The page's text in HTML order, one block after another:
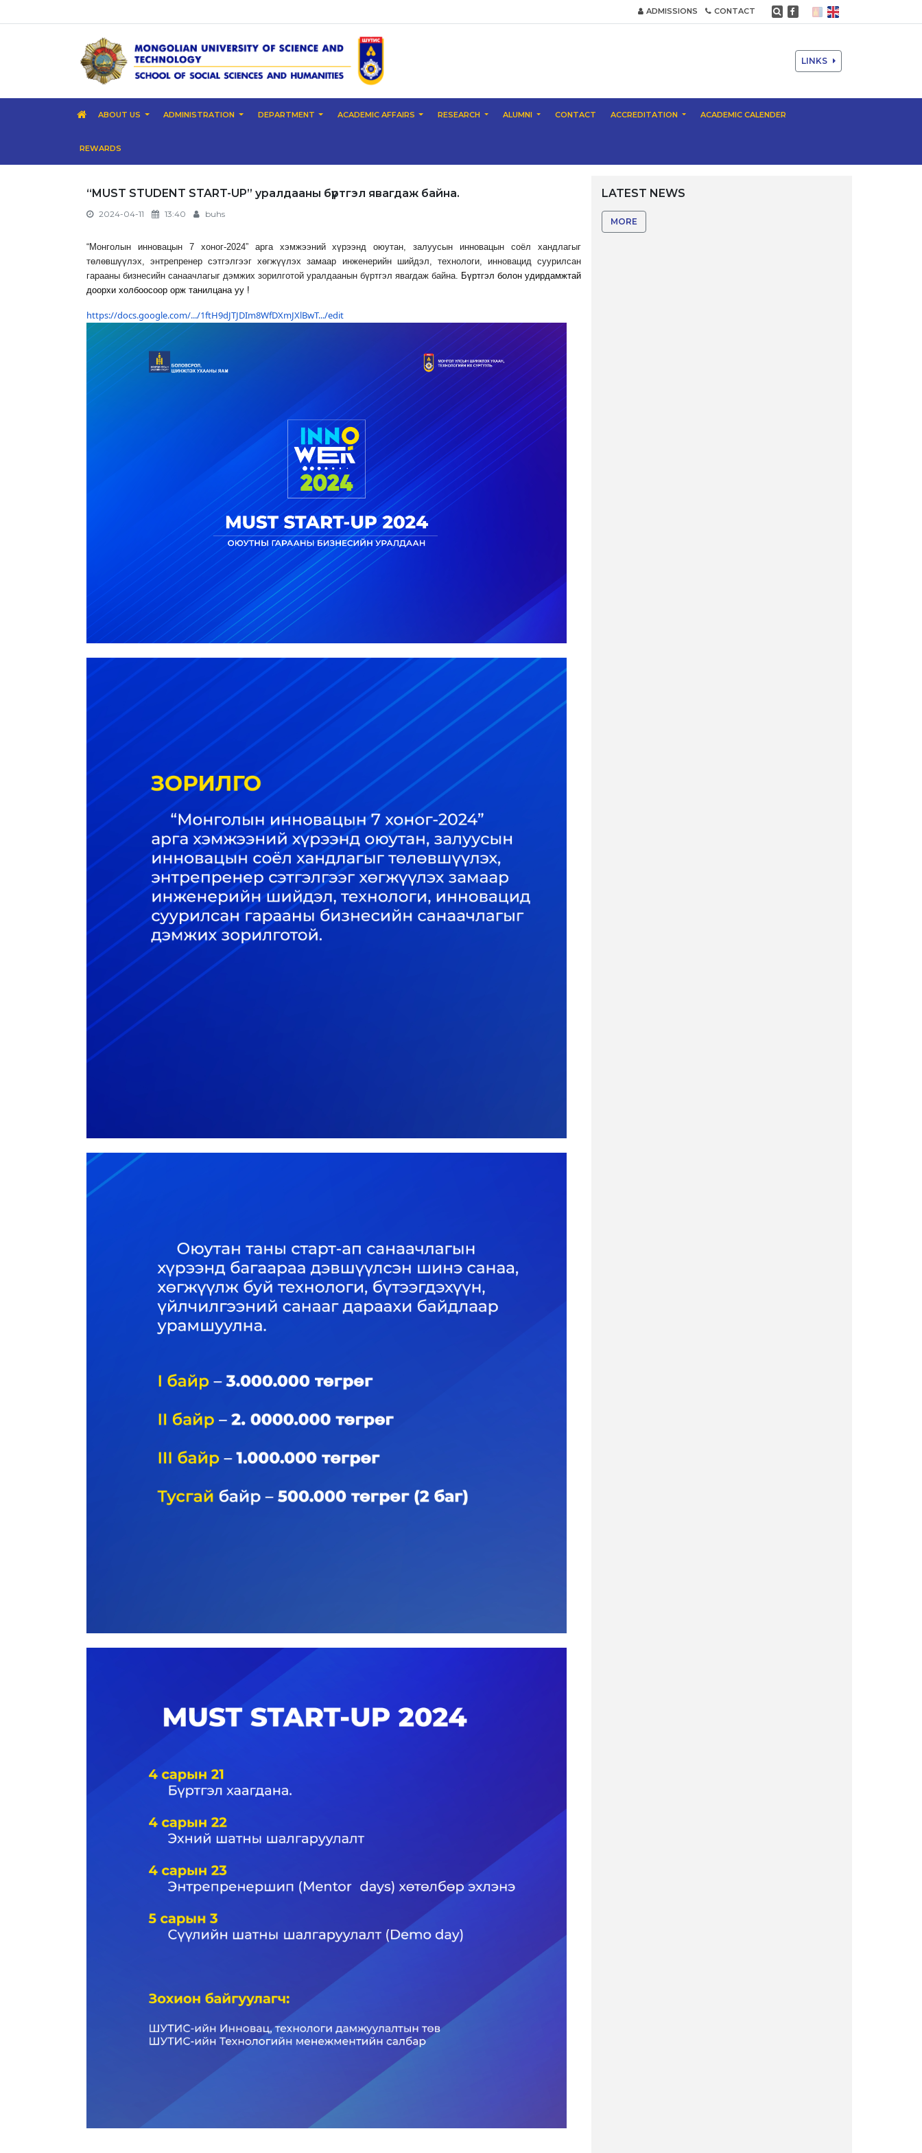
ADMISSIONS CONTACT
LINKS
ABOUT US ADMINISTRATION DEPARTMENT ACADEMIC AFFAIRS RESEARCH ALUMNI CONTACT ACCREDITATION ACADEMIC CALENDER
REWARDS
“MUST STUDENT START-UP” уралдааны бүртгэл явагдаж байна.
2024-04-11 13:40 buhs
“Монголын инновацын 7 хоног-2024” арга хэмжээний хүрээнд оюутан, залуусын инновацын соёл хандлагыг
төлөвшүүлэх, энтрепренер сэтгэлгээг хөгжүүлэх замаар инженерийн шийдэл, технологи, инновацид суурилсан
гарааны бизнесийн санаачлагыг дэмжих зорилготой уралдаанын бүртгэл явагдаж байна. Бүртгэл болон удирдамжтай
доорхи холбоосоор орж танилцана уу !
https://docs.google.com/.../1ftH9dJTJDIm8WfDXmJXlBwT.../edit
LATEST NEWS
MORE